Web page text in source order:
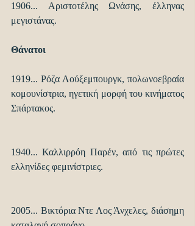
1906... Αριστοτέλης Ωνάσης, έλληνας
μεγιστάνας.
Θάνατοι
1919... Ρόζα Λούξεμπουργκ, πολωνοεβραία
κομουνίστρια, ηγετική μορφή του κινήματος
Σπάρτακος.
1940... Καλλιρρόη Παρέν, από τις πρώτες
ελληνίδες φεμινίστριες.
2005... Βικτόρια Ντε Λος Άνχελες, διάσημη